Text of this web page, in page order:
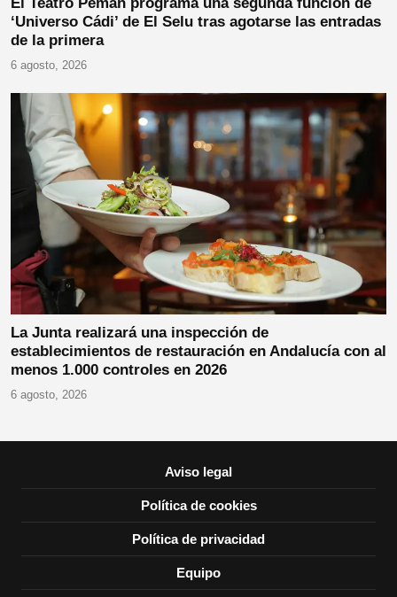
‘Universo Cádi’ de El Selu tras agotarse las entradas
de la primera
6 agosto, 2026
La Junta realizará una inspección de
establecimientos de restauración en Andalucía con al
menos 1.000 controles en 2026
6 agosto, 2026
Aviso legal
Política de cookies
Política de privacidad
Equipo